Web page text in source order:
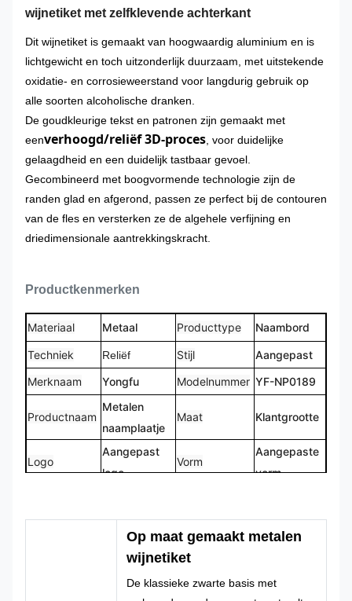
wijnetiket met zelfklevende achterkant
Dit wijnetiket is gemaakt van hoogwaardig aluminium en is
lichtgewicht en toch uitzonderlijk duurzaam, met uitstekende
oxidatie- en corrosieweerstand voor langdurig gebruik op
alle soorten alcoholische dranken.
De goudkleurige tekst en patronen zijn gemaakt met
eenverhoogd/reliëf 3D-proces , voor duidelijke
gelaagdheid en een duidelijk tastbaar gevoel.
Gecombineerd met boogvormende technologie zijn de
randen glad en afgerond, passen ze perfect bij de contouren
van de fles en versterken ze de algehele verfijning en
driedimensionale aantrekkingskracht.
Productkenmerken
Materiaal Metaal Producttype Naambord
Techniek Reliëf Stijl
Aangepast
Merknaam
Yongfu Modelnummer YF-NP0189
Productnaam
Metalen
naamplaatje
Maat Klantgrootte
Logo
Aangepast
logo
Vorm
Aangepaste
vorm
Kleur
Pantone, RAL Ontwerp
maat
gemaakt
Op maat gemaakt metalen
wijnetiket
De klassieke zwarte basis met